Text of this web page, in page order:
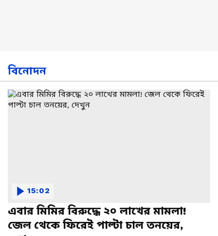
বিনোদন
এবার মিমির বিরুদ্ধে ২০ লাখের মামলা!
জেল থেকে ফিরেই পাল্টা চাল তনয়ের,
15:02